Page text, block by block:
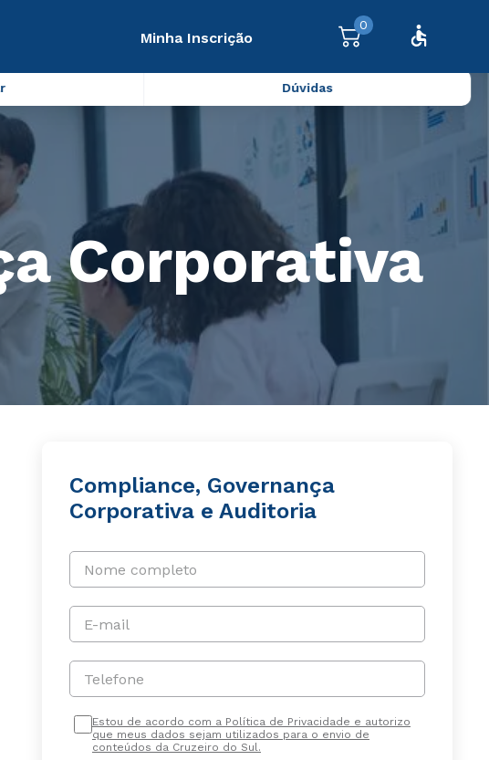
Minha Inscrição
0
Dúvidas
Corporativa
Compliance, Governança
Corporativa e Auditoria
Nome completo
E-mail
Telefone
Estou de acordo com a Política de Privacidade e autorizo
que meus dados sejam utilizados para o envio de
conteúdos da Cruzeiro do Sul.